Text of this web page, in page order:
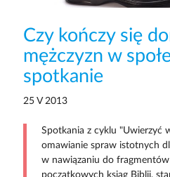
Czy kończy się
mężczyzn w
spotkanie
25 V 2013
Spotkania z cyklu "Uwierzyć
omawianie spraw istotnych
w nawiązaniu do fragmentów
początkowych ksiąg Biblii,